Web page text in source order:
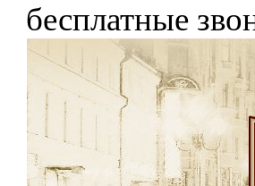
бесплатные